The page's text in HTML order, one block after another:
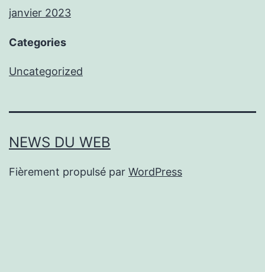
janvier 2023
Categories
Uncategorized
NEWS DU WEB
Fièrement propulsé par WordPress